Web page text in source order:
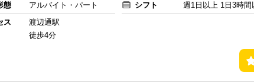
態
アルバイト・パート シフト
週1日以上 1日3時間
ス
渡辺通駅
徒歩4分